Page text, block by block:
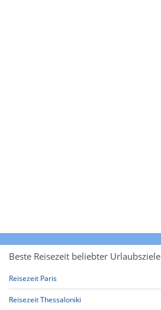
Beste Reisezeit beliebter Urlaubsziele
Reisezeit Paris
Reisezeit Thessaloniki